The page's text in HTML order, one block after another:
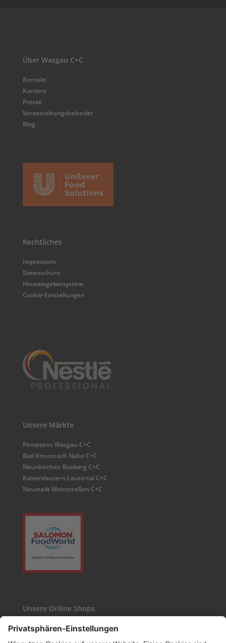
Über Wasgau C+C
Kontakt
Karriere
Presse
Veranstaltungskalender
Blog
Rechtliches
Impressum
Datenschutz
Hinweisgebersystem
Cookie-Einstellungen
Unsere Märkte
Pirmasens Wasgau C+C
Bad Kreuznach Nahe C+C
Neunkirchen Boxberg C+C
Kaiserslautern Lautertal C+C
Neustadt Weinstraßen C+C
Unsere Online Shops
Kaffee24
Wasgau-Weinshop